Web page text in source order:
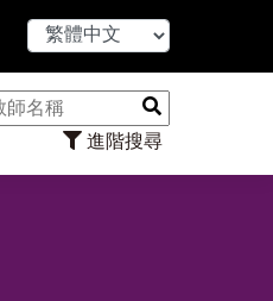
進階搜尋
【7/31】